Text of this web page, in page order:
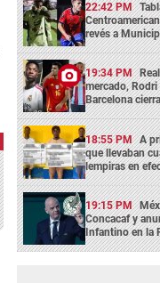
22:42 PM
revés a
19:34 PM
mercado,
Barcelona
18:55 PM A
que llevaban
lempiras en
19:15 PM
Concacaf y
Infantino en la